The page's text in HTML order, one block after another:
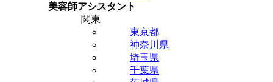
美容師アシスタント
関東
東京都
神奈川県
埼玉県
千葉県